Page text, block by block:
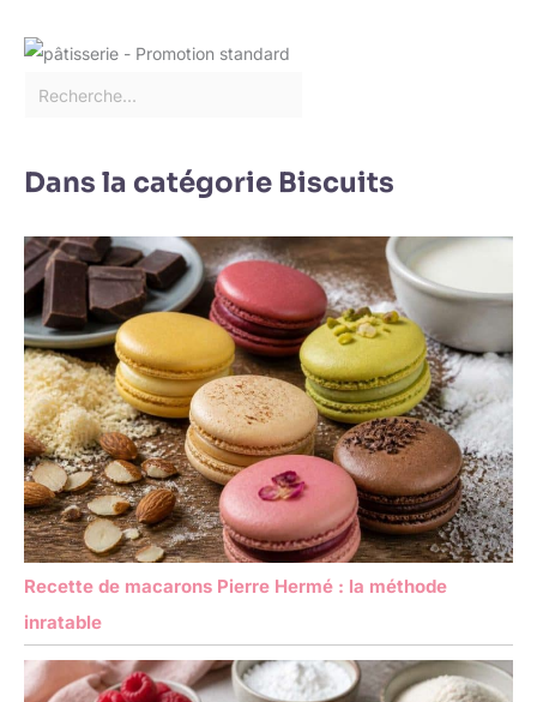
Dans la catégorie Biscuits
Recette de macarons Pierre Hermé : la méthode
inratable